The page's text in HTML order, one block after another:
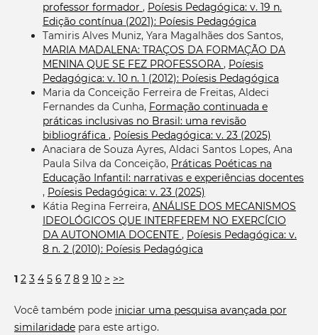
professor formador , Poíesis Pedagógica: v. 19 n.
Edição contínua (2021): Poíesis Pedagógica
Tamiris Alves Muniz, Yara Magalhães dos Santos,
MARIA MADALENA: TRAÇOS DA FORMAÇÃO DA
MENINA QUE SE FEZ PROFESSORA , Poíesis
Pedagógica: v. 10 n. 1 (2012): Poíesis Pedagógica
Maria da Conceição Ferreira de Freitas, Aldeci
Fernandes da Cunha, Formação continuada e
práticas inclusivas no Brasil: uma revisão
bibliográfica , Poíesis Pedagógica: v. 23 (2025)
Anaciara de Souza Ayres, Aldaci Santos Lopes, Ana
Paula Silva da Conceição, Práticas Poéticas na
Educação Infantil: narrativas e experiências docentes
, Poíesis Pedagógica: v. 23 (2025)
Kátia Regina Ferreira, ANÁLISE DOS MECANISMOS
IDEOLÓGICOS QUE INTERFEREM NO EXERCÍCIO
DA AUTONOMIA DOCENTE , Poíesis Pedagógica: v.
8 n. 2 (2010): Poíesis Pedagógica
1 2 3 4 5 6 7 8 9 10 > >>
Você também pode iniciar uma pesquisa avançada por
similaridadepara este artigo.